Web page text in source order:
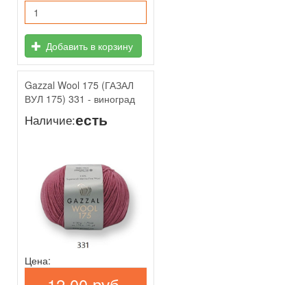
Добавить в корзину
Gazzal Wool 175 (ГАЗАЛ
ВУЛ 175) 331 - виноград
Наличие:есть
Цена: